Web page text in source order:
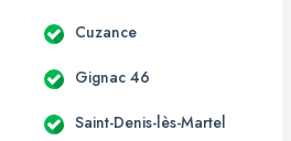
Cuzance
Gignac 46
Saint-Denis-lès-Martel